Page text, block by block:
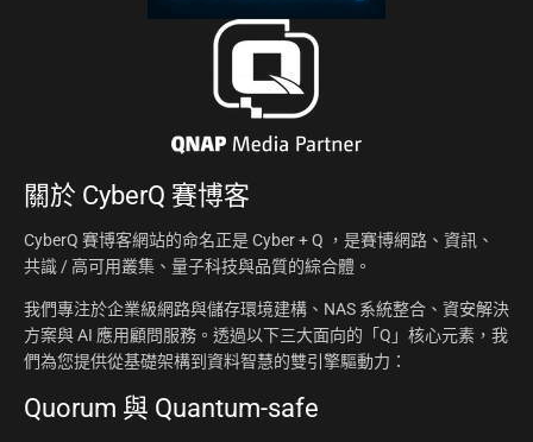
關於 CyberQ 賽博客
CyberQ 賽博客網站的命名正是 Cyber + Q ，是賽博網路、資訊、
共識 / 高可用叢集、量子科技與品質的綜合體。
我們專注於企業級網路與儲存環境建構、NAS 系統整合、資安解決
方案與 AI 應用顧問服務。透過以下三大面向的「Q」核心元素，我
們為您提供從基礎架構到資料智慧的雙引擎驅動力：
Quorum 與 Quantum-safe